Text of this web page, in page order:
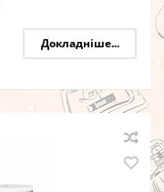
Докладніше...